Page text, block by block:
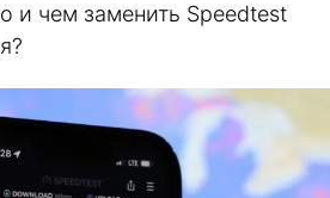
и чем заменить Speedtest